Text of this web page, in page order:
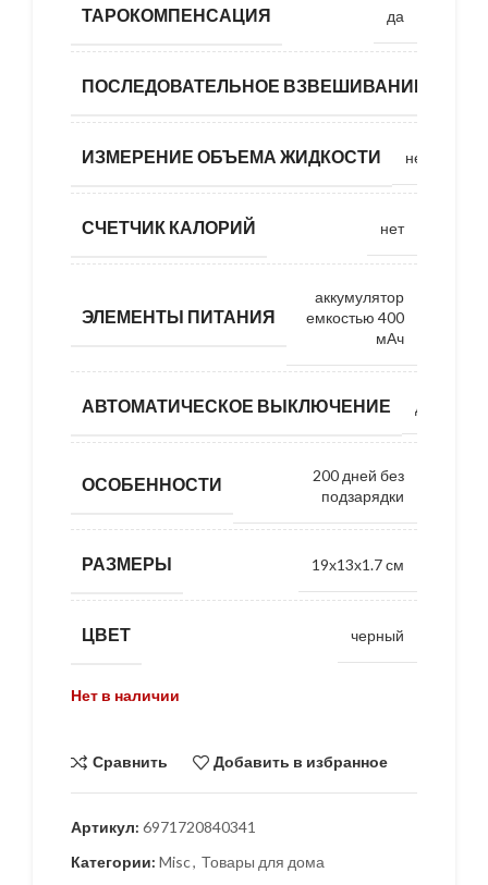
ТАРОКОМПЕНСАЦИЯ да
ПОСЛЕДОВАТЕЛЬНОЕ ВЗВЕШИВАНИЕ
ИЗМЕРЕНИЕ ОБЪЕМА ЖИДКОСТИ нет
СЧЕТЧИК КАЛОРИЙ нет
ЭЛЕМЕНТЫ ПИТАНИЯ
аккумулятор
емкостью 400
мАч
АВТОМАТИЧЕСКОЕ ВЫКЛЮЧЕНИЕ да
ОСОБЕННОСТИ
200 дней без
подзарядки
РАЗМЕРЫ 19х13х1.7 см
ЦВЕТ черный
Нет в наличии
Сравнить Добавить в избранное
Артикул: 6971720840341
Категории: Misc, Товары для дома